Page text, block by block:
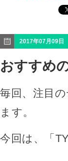
2017年07月09日
おすすめ
毎回、注目
ます。
今回は、「